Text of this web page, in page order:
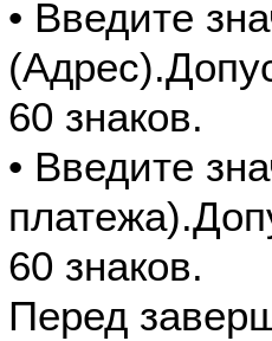
• Введите
60 знаков.
• Введите
60 знаков.
Перед